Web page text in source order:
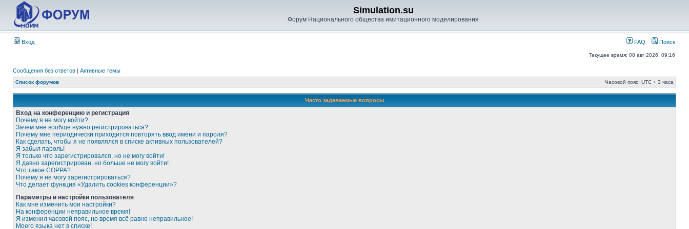
Simulation.su
Форум Национального общества имитационного моделирования
Вход FAQ Поиск
Текущее время: 08 авг 2026, 09:16
Сообщения без ответов | Активные темы
Список форумов Часовой пояс: UTC + 3 часа
Часто задаваемые вопросы
Вход на конференцию и регистрация
Почему я не могу войти?
Зачем мне вообще нужно регистрироваться?
Почему мне периодически приходится повторять ввод имени и пароля?
Как сделать, чтобы я не появлялся в списке активных пользователей?
Я забыл пароль!
Я только что зарегистрировался, но не могу войти!
Я давно зарегистрирован, но больше не могу войти!
Что такое COPPA?
Почему я не могу зарегистрироваться?
Что делает функция «Удалить cookies конференции»?
Параметры и настройки пользователя
Как мне изменить мои настройки?
На конференции неправильное время!
Я изменил часовой пояс, но время всё равно неправильное!
Моего языка нет в списке!